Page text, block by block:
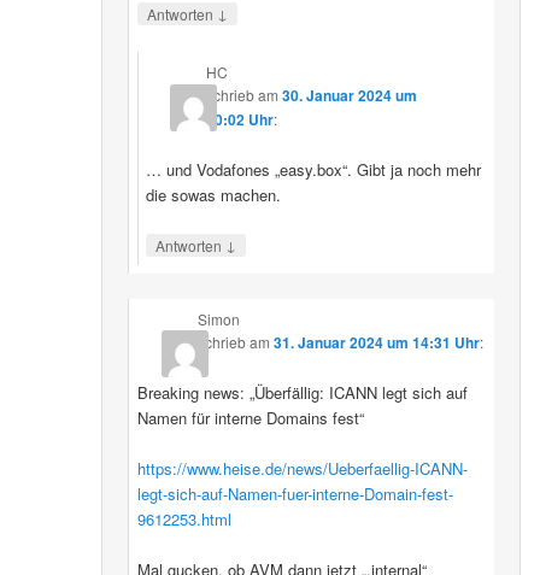
Antworten ↓
HC
schriebam30. Januar 2024 um
00:02 Uhr:
… und Vodafones „easy.box“. Gibt ja noch mehr
die sowas machen.
Antworten ↓
Simon
schriebam 31. Januar 2024 um 14:31 Uhr:
Breaking news: „Überfällig: ICANN legt sich auf
Namen für interne Domains fest“
https://www.heise.de/news/Ueberfaellig-ICANN-
legt-sich-auf-Namen-fuer-interne-Domain-fest-
9612253.html
Mal gucken, ob AVM dann jetzt „.internal“